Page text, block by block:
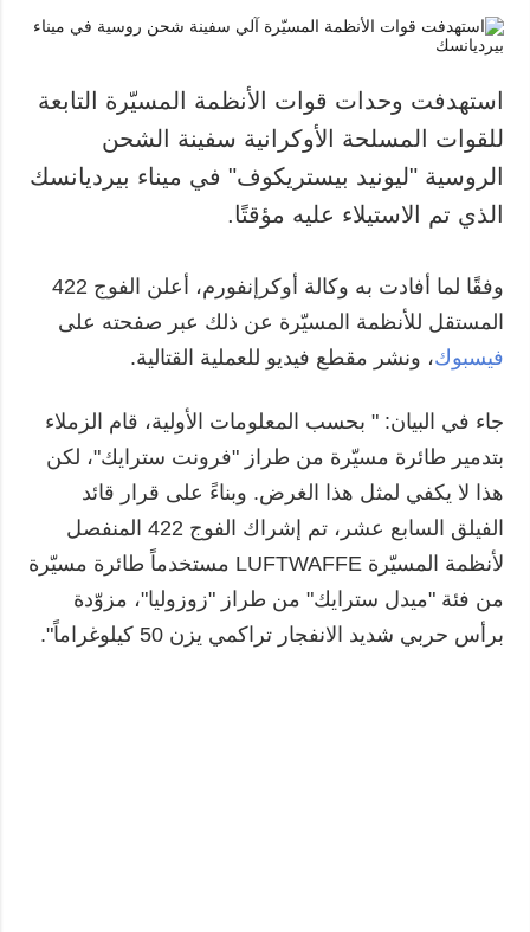
استهدفت وحدات قوات الأنظمة المسيّرة التابعة
للقوات المسلحة الأوكرانية سفينة الشحن
الروسية "ليونيد بيستريكوف" في ميناء بيرديانسك
الذي تم الاستيلاء عليه مؤقتًا.
وفقًا لما أفادت به وكالة أوكرإنفورم، أعلن الفوج 422
المستقل للأنظمة المسيّرة عن ذلك عبر صفحته على
فيسبوك، ونشر مقطع فيديو للعملية القتالية.
جاء في البيان: " بحسب المعلومات الأولية، قام الزملاء
بتدمير طائرة مسيّرة من طراز "فرونت سترايك"، لكن
هذا لا يكفي لمثل هذا الغرض. وبناءً على قرار قائد
الفيلق السابع عشر، تم إشراك الفوج 422 المنفصل
لأنظمة المسيّرة LUFTWAFFE مستخدماً طائرة مسيّرة
من فئة "ميدل سترايك" من طراز "زوزوليا"، مزوّدة
برأس حربي شديد الانفجار تراكمي يزن 50 كيلوغراماً".